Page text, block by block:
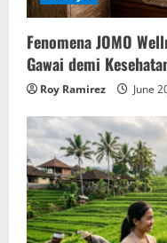
Fenomena JOMO
Gawai demi
Roy Ramirez June